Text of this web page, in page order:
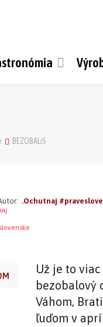
BEZOBALiS
.Ochutnaj
Už je to
bezobalový
Váhom,
ľuďom v